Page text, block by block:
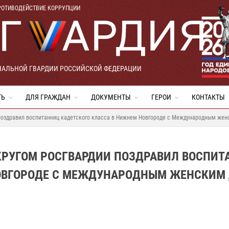
КОРРУПЦИИ
ГВАРДИИ РОССИЙСКОЙ ФЕДЕРАЦИИ
ДЛЯ ГРАЖДАН ДОКУМЕНТЫ ГЕРОИ КОНТАКТЫ
воспитанниц кадетского класса в Нижнем Новгороде с Международным
РОСГВАРДИИ ПОЗДРАВИЛ
С МЕЖДУНАРОДНЫМ